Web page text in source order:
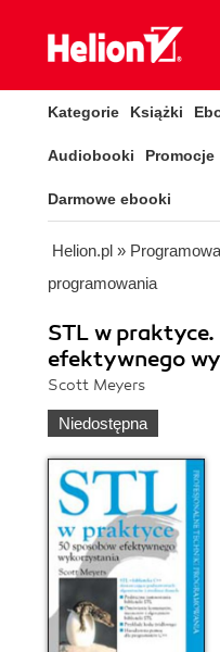
Kategorie Książki
Audiobooki Promocje
Darmowe ebooki
Helion.pl »
programowania
STL w
efektywnego
Scott Meyers
Niedostępna